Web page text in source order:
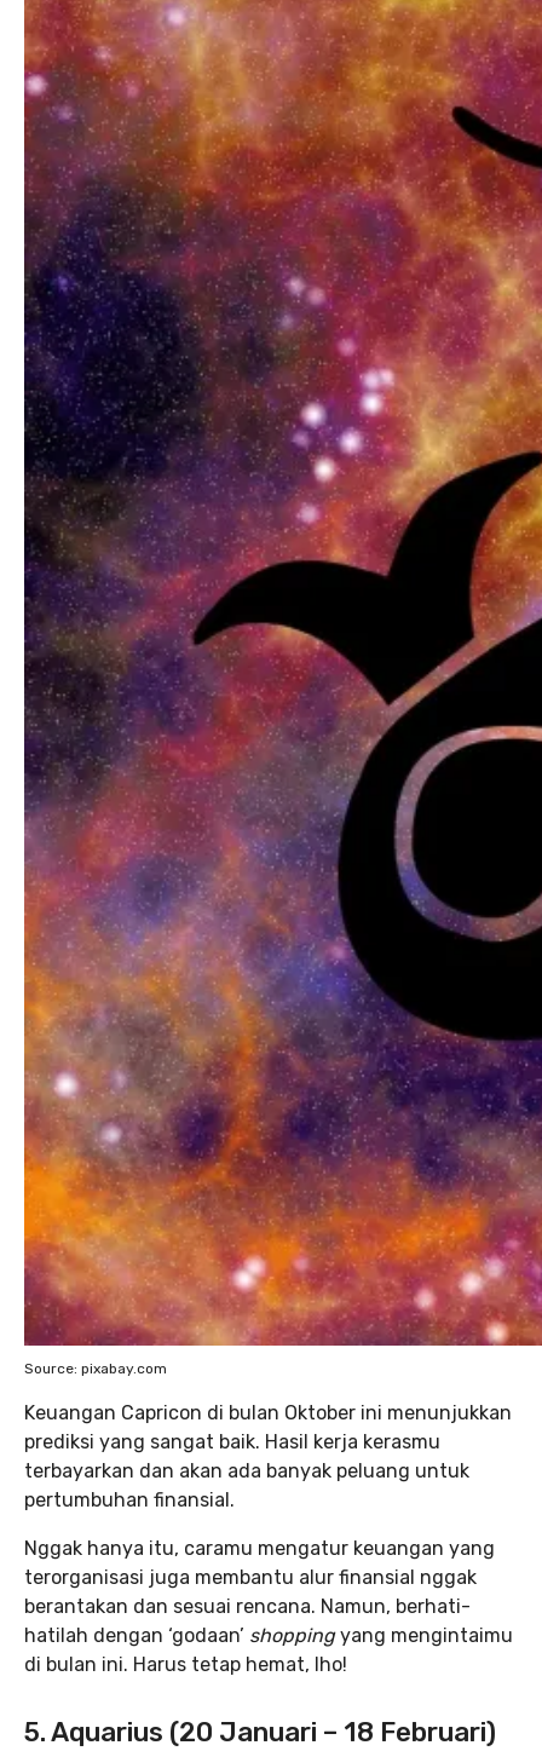
Source: pixabay.com
Keuangan Capricon di bulan Oktober ini menunjukkan
prediksi yang sangat baik. Hasil kerja kerasmu
terbayarkan dan akan ada banyak peluang untuk
pertumbuhan finansial.
Nggak hanya itu, caramu mengatur keuangan yang
terorganisasi juga membantu alur finansial nggak
berantakan dan sesuai rencana. Namun, berhati-
hatilah dengan ‘godaan’ shoppingyang mengintaimu
di bulan ini. Harus tetap hemat, lho!
5. Aquarius (20 Januari – 18 Februari)